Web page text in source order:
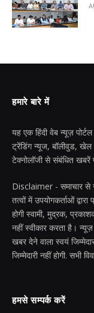
हमारे बारे में
यह एक हिंदी वेब न्यूज़
ट्रेंडिंग न्यूज, बॉलीवुड,
टेक्नोलॉजी से संबंधित खबरें
Disclaimer - समाचार से
तत्वों में उपयोगकर्ताओं
होगी स्वामी, मुद्रक,
नहीं स्वीकार करता है। न्यूज़
खबर देने वाला स्वयं
जिम्मेदारी नहीं होगी. सभी
हमसे सम्पर्क करें